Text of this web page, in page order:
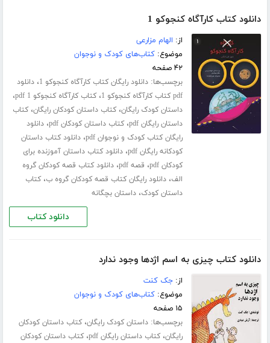
دانلود کتاب کارآگاه کنجوکو 1
از: الهام مزارعی
موضوع:کتاب‌های کودک و نوجوان
۴۲ صفحه
برچسب‌ها:دانلود رایگان کتاب کارآگاه کنجوکو 1 ،دانلود
pdf کتاب کارآگاه کنجوکو 1
،کتاب کارآگاه کنجوکو 1 pdf ،
داستان کودک رایگان،کتاب داستان کودکان رایگان،کتاب
داستان رایگان pdf
،کتاب داستان کودکان pdf ،دانلود
رایگان کتاب کودک و نوجوان pdf
،دانلود کتاب داستان
کودکانه رایگان pdf
،دانلود کتاب داستان آموزنده برای
کودکان pdf
، قصه pdf ،دانلود کتاب قصه کودکان گروه
الف،دانلود رایگان کتاب قصه کودکان گروه ب،کتاب
داستان کودک،داستان بچگانه
دانلود کتاب
دانلود کتاب چیزی به اسم اژدها وجود ندارد
از:جک کنت
موضوع:کتاب‌های کودک و نوجوان
۱۵ صفحه
برچسب‌ها:داستان کودک رایگان،کتاب داستان کودکان
رایگان،کتاب داستان رایگان pdf ،کتاب داستان کودکان